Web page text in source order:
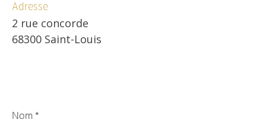
Adresse
2 rue concorde
68300 Saint-Louis
*